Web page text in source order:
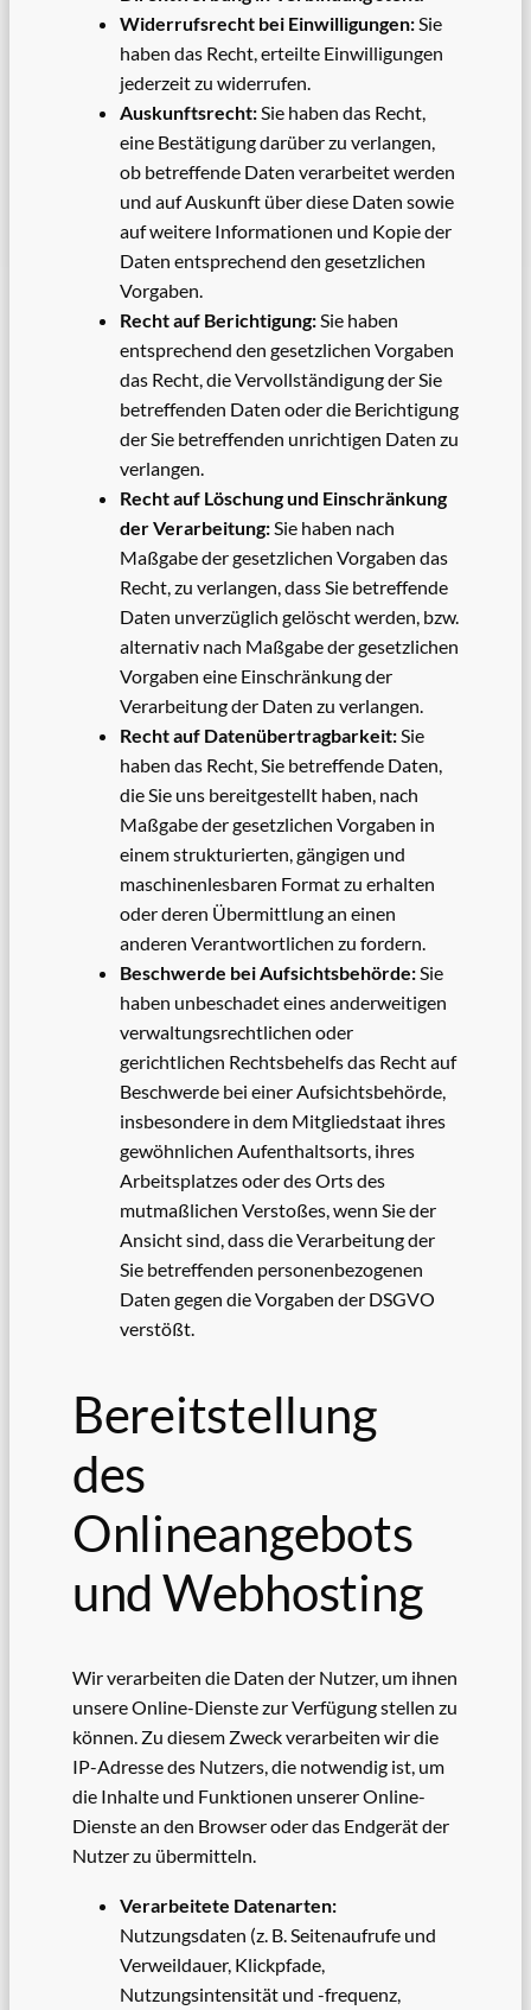
Widerrufsrecht bei Einwilligungen:Sie
haben das Recht, erteilte Einwilligungen
jederzeit zu widerrufen.
Auskunftsrecht:Sie haben das Recht,
eine Bestätigung darüber zu verlangen,
ob betreffende Daten verarbeitet werden
und auf Auskunft über diese Daten sowie
auf weitere Informationen und Kopie der
Daten entsprechend den gesetzlichen
Vorgaben.
Recht auf Berichtigung:Sie haben
entsprechend den gesetzlichen Vorgaben
das Recht, die Vervollständigung der Sie
betreffenden Daten oder die Berichtigung
der Sie betreffenden unrichtigen Daten zu
verlangen.
Recht auf Löschung und Einschränkung
der Verarbeitung:Sie haben nach
Maßgabe der gesetzlichen Vorgaben das
Recht, zu verlangen, dass Sie betreffende
Daten unverzüglich gelöscht werden, bzw.
alternativ nach Maßgabe der gesetzlichen
Vorgaben eine Einschränkung der
Verarbeitung der Daten zu verlangen.
Recht auf Datenübertragbarkeit:Sie
haben das Recht, Sie betreffende Daten,
die Sie uns bereitgestellt haben, nach
Maßgabe der gesetzlichen Vorgaben in
einem strukturierten, gängigen und
maschinenlesbaren Format zu erhalten
oder deren Übermittlung an einen
anderen Verantwortlichen zu fordern.
Beschwerde bei Aufsichtsbehörde:Sie
haben unbeschadet eines anderweitigen
verwaltungsrechtlichen oder
gerichtlichen Rechtsbehelfs das Recht auf
Beschwerde bei einer Aufsichtsbehörde,
insbesondere in dem Mitgliedstaat ihres
gewöhnlichen Aufenthaltsorts, ihres
Arbeitsplatzes oder des Orts des
mutmaßlichen Verstoßes, wenn Sie der
Ansicht sind, dass die Verarbeitung der
Sie betreffenden personenbezogenen
Daten gegen die Vorgaben der DSGVO
verstößt.
Bereitstellung
des
Onlineangebots
und Webhosting
Wir verarbeiten die Daten der Nutzer, um ihnen
unsere Online-Dienste zur Verfügung stellen zu
können. Zu diesem Zweck verarbeiten wir die
IP-Adresse des Nutzers, die notwendig ist, um
die Inhalte und Funktionen unserer Online-
Dienste an den Browser oder das Endgerät der
Nutzer zu übermitteln.
Verarbeitete Datenarten:
Nutzungsdaten (z. B. Seitenaufrufe und
Verweildauer, Klickpfade,
Nutzungsintensität und -frequenz,